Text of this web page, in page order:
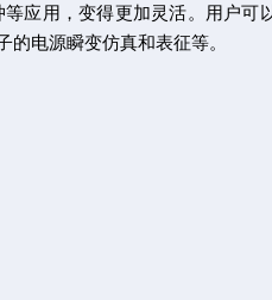
应用，变得更加灵活。用户可
电源瞬变仿真和表征等。